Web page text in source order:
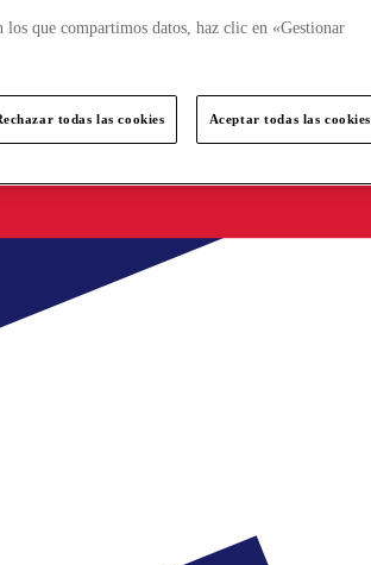
que compartimos datos, haz clic en «Gestionar
todas las cookies Aceptar todas las cookies